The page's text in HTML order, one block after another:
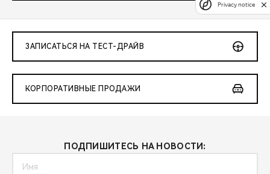
ЗАПИСАТЬСЯ НА ТЕСТ-ДРАЙВ
КОРПОРАТИВНЫЕ ПРОДАЖИ
ПОДПИШИТЕСЬ НА НОВОСТИ:
Privacy notice